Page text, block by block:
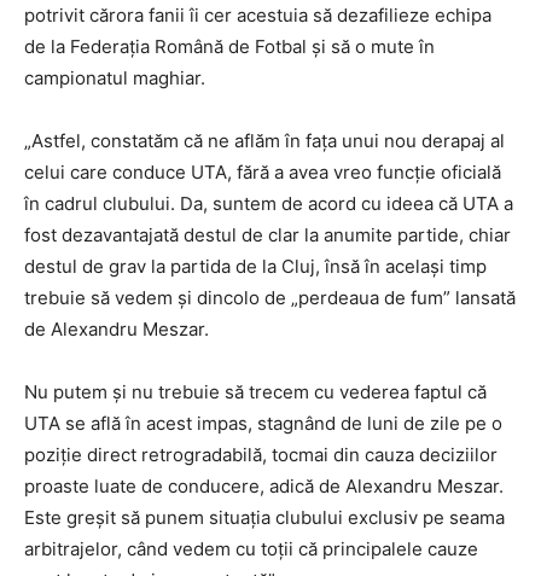
potrivit cărora fanii îi cer acestuia să dezafilieze echipa
de la Federația Română de Fotbal și să o mute în
campionatul maghiar.
„Astfel, constatăm că ne aflăm în fața unui nou derapaj al
celui care conduce UTA, fără a avea vreo funcție oficială
în cadrul clubului. Da, suntem de acord cu ideea că UTA a
fost dezavantajată destul de clar la anumite partide, chiar
destul de grav la partida de la Cluj, însă în același timp
trebuie să vedem și dincolo de „perdeaua de fum” lansată
de Alexandru Meszar.
Nu putem și nu trebuie să trecem cu vederea faptul că
UTA se află în acest impas, stagnând de luni de zile pe o
poziție direct retrogradabilă, tocmai din cauza deciziilor
proaste luate de conducere, adică de Alexandru Meszar.
Este greșit să punem situația clubului exclusiv pe seama
arbitrajelor, când vedem cu toții că principalele cauze